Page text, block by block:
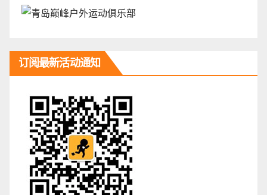
订阅最新活动通知